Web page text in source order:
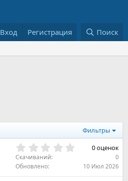
Вход Регистрация Поиск
Фильтры
0
0 оценок
Скачиваний
0
Обновлено
10 Июл 2026